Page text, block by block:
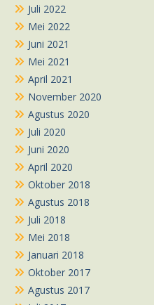
Juli 2022
Mei 2022
Juni 2021
Mei 2021
April 2021
November 2020
Agustus 2020
Juli 2020
Juni 2020
April 2020
Oktober 2018
Agustus 2018
Juli 2018
Mei 2018
Januari 2018
Oktober 2017
Agustus 2017